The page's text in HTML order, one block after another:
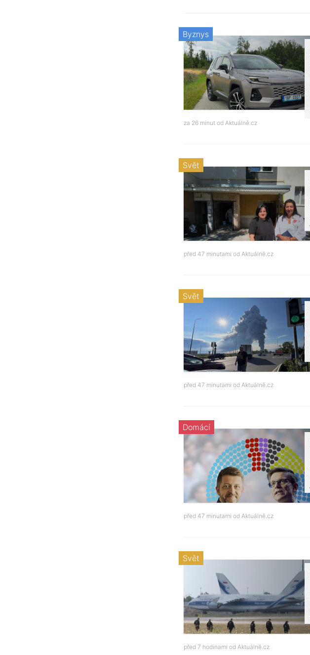
Byznys
za 26 minut od Aktuálně.cz
Svět
před 47 minutami od Aktuálně.cz
Svět
před 47 minutami od Aktuálně.cz
Domácí
před 47 minutami od Aktuálně.cz
Svět
před 7 hodinami od Aktuálně.cz